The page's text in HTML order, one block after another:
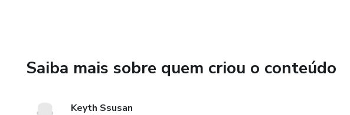
Saiba mais sobre quem criou o conteúdo
Keyth Ssusan